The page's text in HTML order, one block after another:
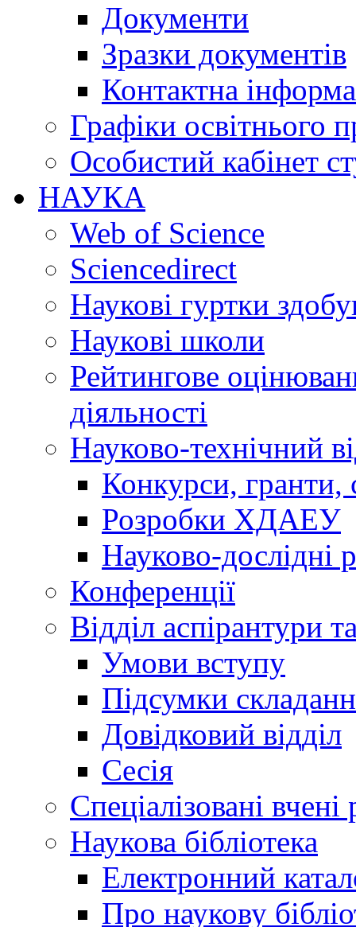
Документи
Зразки документів
Контактна
Графіки освітнього
Особистий кабінет
НАУКА
Web of Science
Sciencedirect
Наукові гуртки
Наукові школи
Рейтингове
діяльності
Науково-технічний
Конкурси, гранти,
Розробки ХДАЕУ
Науково-дослідні
Конференції
Відділ аспірантури
Умови вступу
Підсумки
Довідковий відділ
Сесія
Спеціалізовані вчені
Наукова бібліотека
Електронний
Про наукову